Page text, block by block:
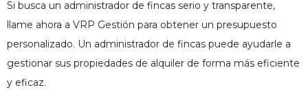
Si busca un administrador de fincas serio y transparente,
llame ahora a VRP Gestión para obtener un presupuesto
personalizado. Un administrador de fincas puede ayudarle a
gestionar sus propiedades de alquiler de forma más eficiente
y eficaz.